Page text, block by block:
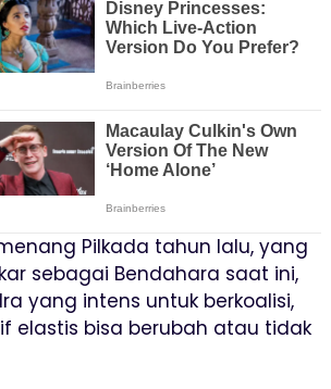
Pilkada tahun lalu, yang
sebagai Bendahara saat ini,
yang intens untuk berkoalisi,
elastis bisa berubah atau tidak